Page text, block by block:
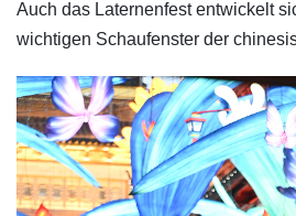
Auch das Laternenfest entwickelt
wichtigen Schaufenster der